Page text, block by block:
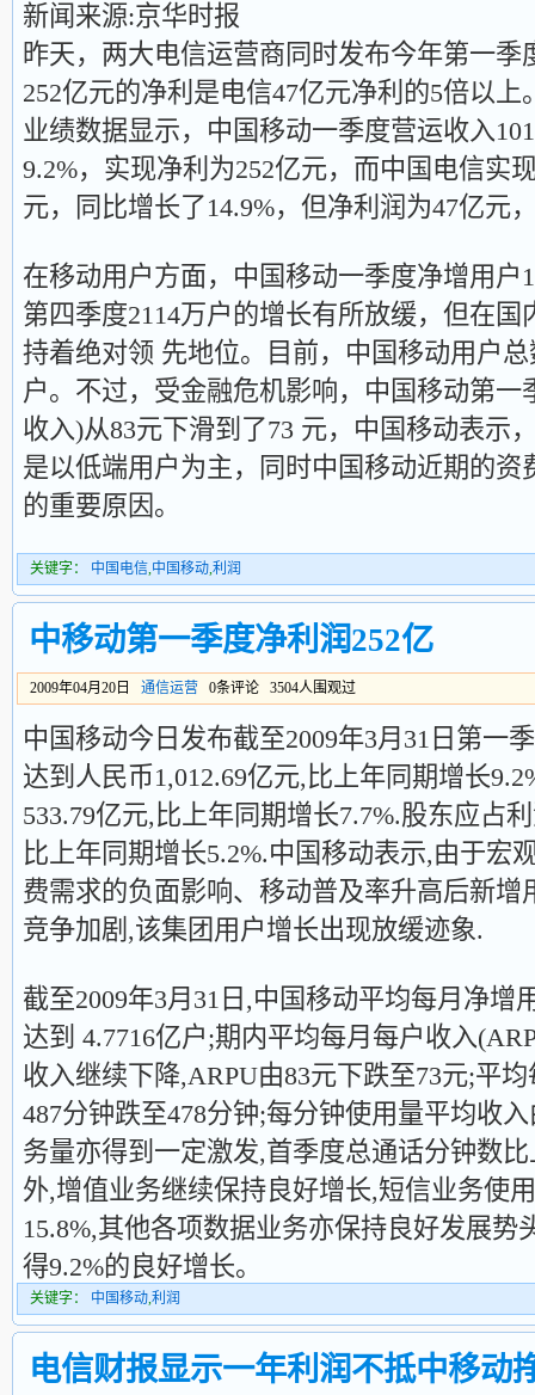
新闻来源:京华时报
昨天，两大电信运营商同时发布今年第一
252亿元的净利是电信47亿元净利的5倍以上
业绩数据显示，中国移动一季度营运收入
9.2%，实现净利为252亿元，而中国电信实
元，同比增长了14.9%，但净利润为47亿元
在移动用户方面，中国移动一季度净增用户
第四季度2114万户的增长有所放缓，但在
持着绝对领 先地位。目前，中国移动用户
户。不过，受金融危机影响，中国移动第一
收入)从83元下滑到了73 元，中国移动表示
是以低端用户为主，同时中国移动近期的资
的重要原因。
关键字： 中国电信,中国移动,利润
中移动第一季度净利润252亿
2009年04月20日 通信运营 0条评论 3504人围观过
中国移动今日发布截至2009年3月31日第一
达到人民币1,012.69亿元,比上年同期增长
533.79亿元,比上年同期增长7.7%.股东应占
比上年同期增长5.2%.中国移动表示,由于宏
费需求的负面影响、移动普及率升高后新增
竞争加剧,该集团用户增长出现放缓迹象.
截至2009年3月31日,中国移动平均每月净增
达到 4.7716亿户;期内平均每月每户收入
收入继续下降,ARPU由83元下跌至73元;平
487分钟跌至478分钟;每分钟使用量平均收
务量亦得到一定激发,首季度总通话分钟数
外,增值业务继续保持良好增长,短信业务使
15.8%,其他各项数据业务亦保持良好发展势
得9.2%的良好增长。
关键字： 中国移动,利润
电信财报显示一年利润不抵中移动